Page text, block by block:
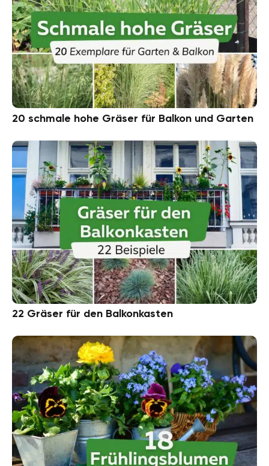
20 schmale hohe Gräser für Balkon und Garten
22 Gräser für den Balkonkasten